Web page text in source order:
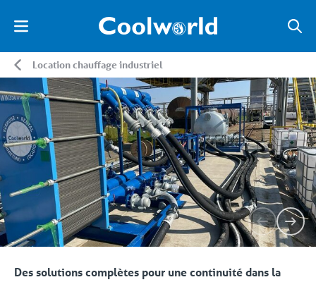
Location chauffage industriel
Des solutions complètes pour une continuité dans la